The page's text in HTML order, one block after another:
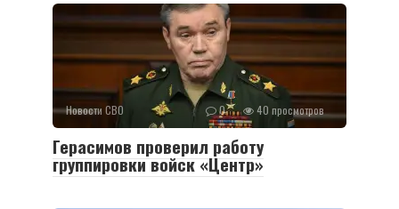
Новости СВО 0 40 просмотров
Герасимов проверил работу
группировки войск «Центр»